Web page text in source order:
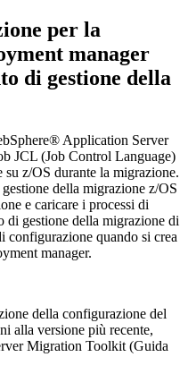
per la
manager
di gestione della
Application Server
JCL (Job Control Language)
z/OS durante la migrazione.
della migrazione z/OS
e caricare i processi di
di gestione della migrazione di
configurazione quando si crea
manager.
della configurazione del
alla versione più recente,
Migration Toolkit (Guida